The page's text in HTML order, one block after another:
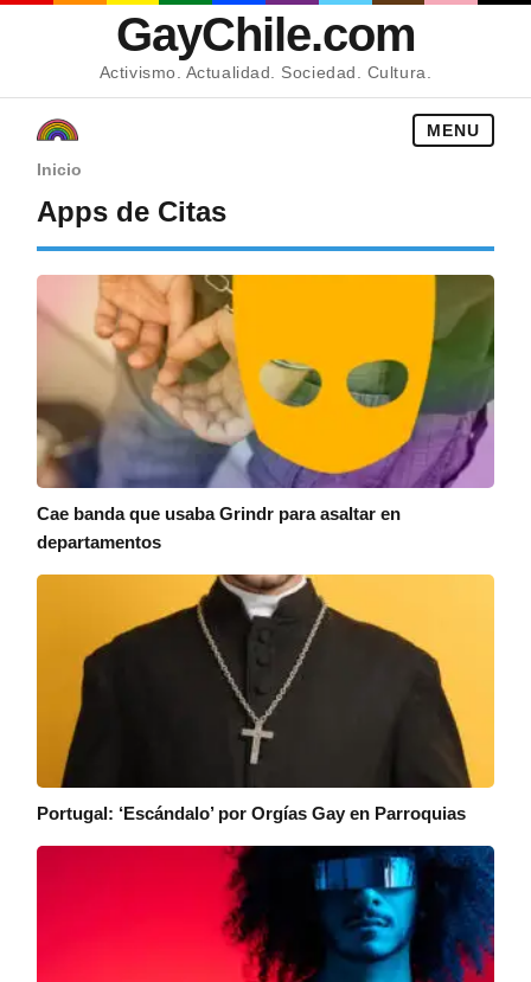
GayChile.com
Activismo. Actualidad. Sociedad. Cultura.
MENU
Inicio
Apps de Citas
Cae banda que usaba Grindr para asaltar en
departamentos
Portugal: ‘Escándalo’ por Orgías Gay en Parroquias